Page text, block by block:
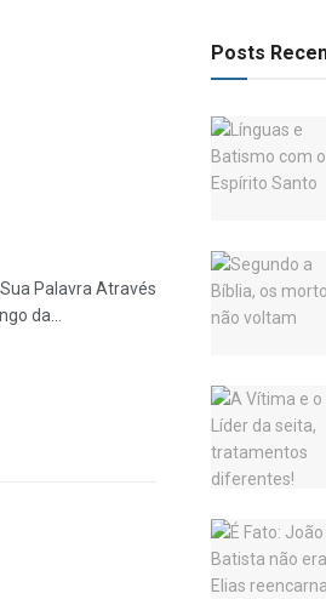
Palavra Através
da...
Posts